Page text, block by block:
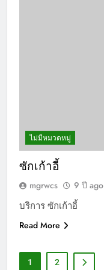
ไม่มีหมวดหมู่
ซักเก้าอี้
mgrwcs 9 ปี ago
บริการ ซักเก้าอี้
Read More
1 2